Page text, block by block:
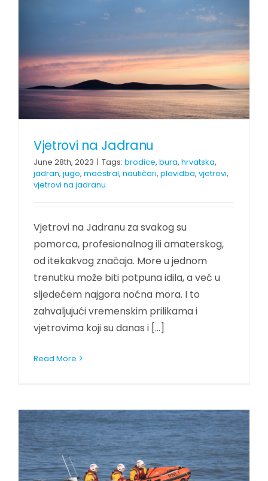
Vjetrovi na Jadranu
June 28th, 2023 | Tags: brodice, bura, hrvatska,
jadran, jugo, maestral, nautičari, plovidba, vjetrovi,
vjetrovi na jadranu
Vjetrovi na Jadranu za svakog su
pomorca, profesionalnog ili amaterskog,
od itekakvog značaja. More u jednom
trenutku može biti potpuna idila, a već u
sljedećem najgora noćna mora. I to
zahvaljujući vremenskim prilikama i
vjetrovima koji su danas i [...]
Read More